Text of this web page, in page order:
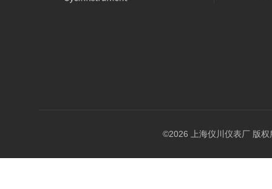
©2026 上海仪川仪表厂 版